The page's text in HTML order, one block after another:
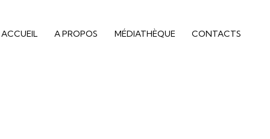
ACCUEIL A PROPOS MÉDIATHÈQUE CONTACTS